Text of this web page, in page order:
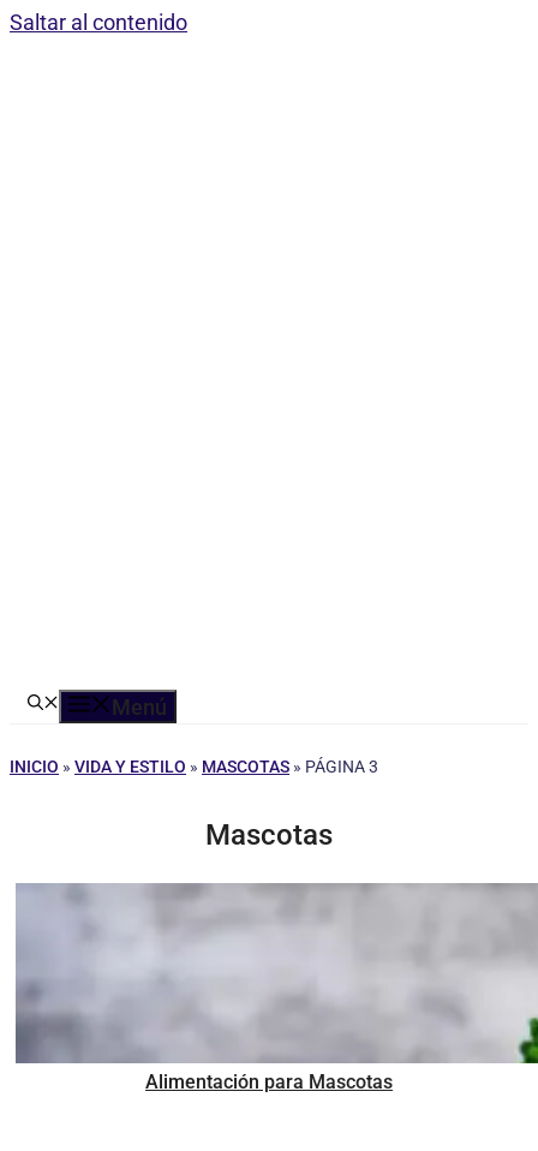
Saltar al contenido
Menú
INICIO » VIDA Y ESTILO » MASCOTAS » PÁGINA 3
Mascotas
Alimentación para Mascotas